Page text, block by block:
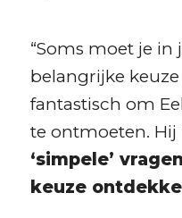
“Soms moet je in
belangrijke
fantastisch om
te ontmoeten. Hij
‘simpele’
keuze